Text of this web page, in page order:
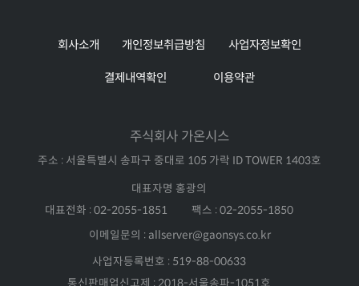
회사소개 개인정보취급방침 사업자정보확인
결제내역확인 이용약관
주식회사 가온시스
주소 : 서울특별시 송파구 중대로 105 가락 ID TOWER 1403호
대표자명 홍광의
대표전화 : 02-2055-1851
팩스 : 02-2055-1850
이메일문의 : allserver@gaonsys.co.kr
사업자등록번호 : 519-88-00633
통신판매업신고제 : 2018-서울송파-1051호